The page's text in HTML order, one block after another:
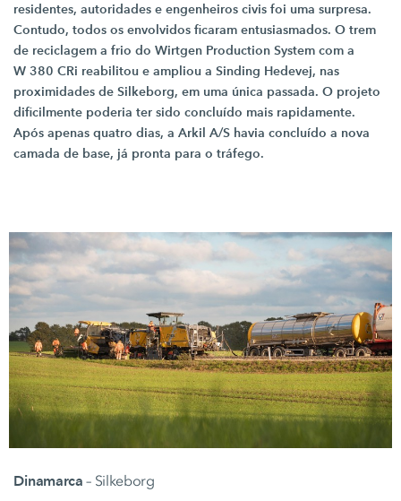
residentes, autoridades e engenheiros civis foi uma surpresa.
Contudo, todos os envolvidos ficaram entusiasmados. O trem
de reciclagem a frio do Wirtgen Production System com a
W 380 CRi reabilitou e ampliou a Sinding Hedevej, nas
proximidades de Silkeborg, em uma única passada. O projeto
dificilmente poderia ter sido concluído mais rapidamente.
Após apenas quatro dias, aArkil A/S havia concluído a nova
camada de base, já pronta para o tráfego.
Dinamarca – Silkeborg